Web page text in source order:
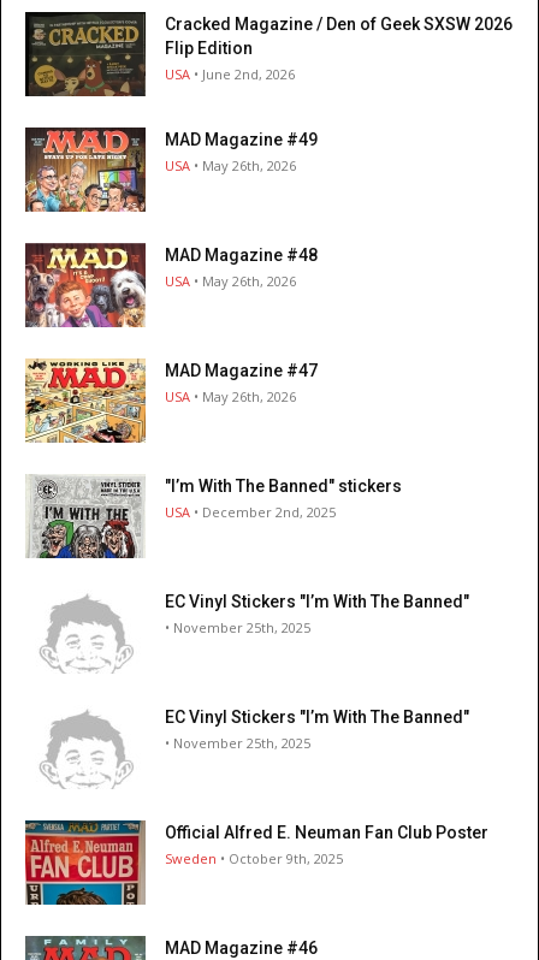
Cracked Magazine / Den of Geek SXSW 2026
Flip Edition
USA • June 2nd, 2026
MAD Magazine #49
USA • May 26th, 2026
MAD Magazine #48
USA • May 26th, 2026
MAD Magazine #47
USA • May 26th, 2026
"I’m With The Banned" stickers
USA • December 2nd, 2025
EC Vinyl Stickers "I’m With The Banned"
• November 25th, 2025
EC Vinyl Stickers "I’m With The Banned"
• November 25th, 2025
Official Alfred E. Neuman Fan Club Poster
Sweden • October 9th, 2025
MAD Magazine #46